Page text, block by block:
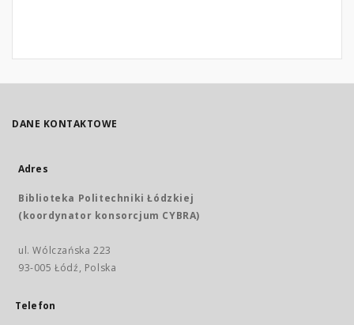
DANE KONTAKTOWE
Adres
Biblioteka Politechniki Łódzkiej
(koordynator konsorcjum CYBRA)
ul. Wólczańska 223
93-005 Łódź, Polska
Telefon